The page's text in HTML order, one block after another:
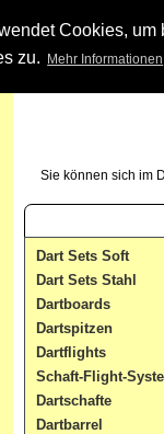
Cookies,
zu.
Mehr Informationen
Sie können sich im
Dart Sets Soft
Dart Sets Stahl
Dartboards
Dartspitzen
Dartflights
Schaft-Flight-
Dartschafte
Dartbarrel